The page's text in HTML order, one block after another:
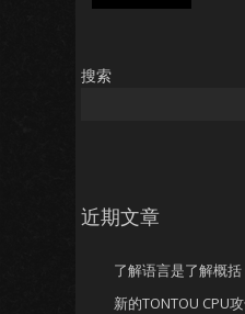
搜索
近期文章
了解语言是了解概括
新的TONTOU CPU